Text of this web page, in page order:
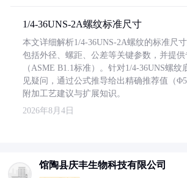
1/4-36UNS-2A螺纹标准尺寸
本文详细解析1/4-36UNS-2A螺纹的标准尺
包括外径、螺距、公差等关键参数，并提
（ASME B1.1标准）。针对1/4-36UNS螺纹
见疑问，通过公式推导给出精确推荐值（
附加工艺建议与扩展知识。
2026年8月4日
馆陶县庆丰生物科技有限公司